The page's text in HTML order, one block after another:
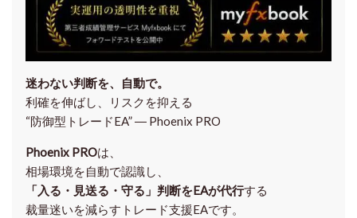
迷わない判断を、自動で。
利確を伸ばし、リスクを抑える
“防御型トレードEA” ― Phoenix PRO
Phoenix PROは、
相場環境を自動で認識し、
「入る・見送る・守る」判断をEAが代行する
裁量迷いを減らすトレード支援EAです。